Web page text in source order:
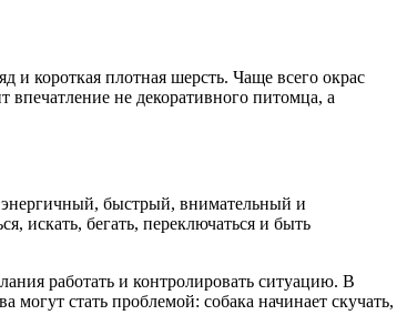
и короткая плотная шерсть. Чаще всего окрас
не декоративного питомца, а
энергичный, быстрый, внимательный и
искать, бегать, переключаться и быть
работать и контролировать ситуацию. В
стать проблемой: собака начинает скучать,